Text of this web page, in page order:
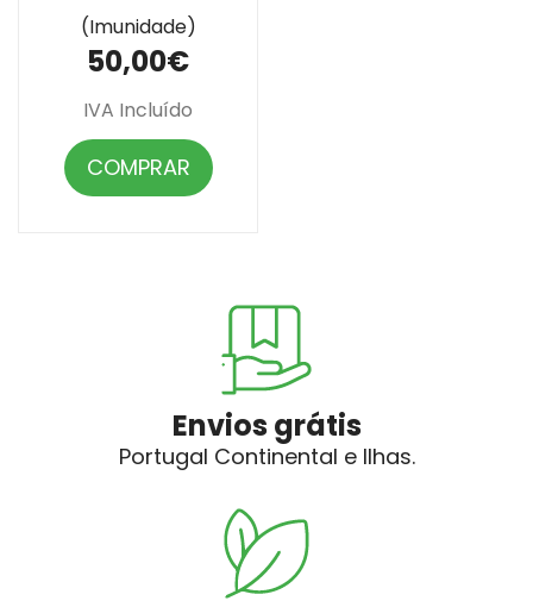
(Imunidade)
50,00€
IVA Incluído
COMPRAR
Envios grátis
Portugal Continental e Ilhas.